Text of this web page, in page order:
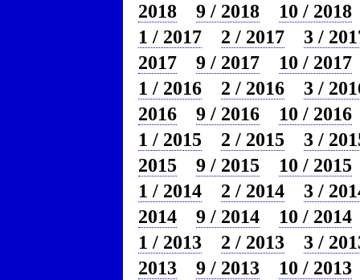
2018
9 / 2018
10 / 2018
1 / 2017
2 / 2017
3 /
2017
9 / 2017
10 / 2017
1 / 2016
2 / 2016
3 /
2016
9 / 2016
10 / 2016
1 / 2015
2 / 2015
3 /
2015
9 / 2015
10 / 2015
1 / 2014
2 / 2014
3 /
2014
9 / 2014
10 / 2014
1 / 2013
2 / 2013
3 /
2013
9 / 2013
10 / 2013